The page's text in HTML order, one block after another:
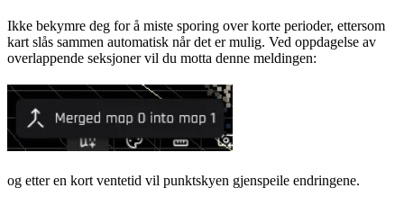
Ikke bekymre deg for å miste sporing over korte perioder, ettersom
kart slås sammen automatisk når det er mulig. Ved oppdagelse av
overlappende seksjoner vil du motta denne meldingen:
og etter en kort ventetid vil punktskyen gjenspeile endringene.